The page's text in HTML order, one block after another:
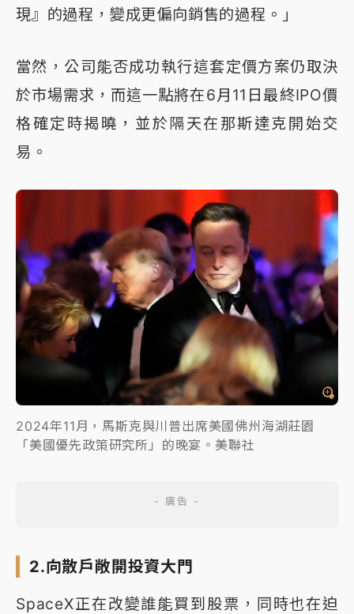
現』的過程，變成更偏向銷售的過程。」
當然，公司能否成功執行這套定價方案仍取決
於市場需求，而這一點將在6月11日最終IPO價
格確定時揭曉，並於隔天在那斯達克開始交
易。
2024年11月，馬斯克與川普出席美國佛州海湖莊園
「美國優先政策研究所」的晚宴。美聯社
2.向散戶敞開投資大門
SpaceX正在改變誰能買到股票，同時也在迫